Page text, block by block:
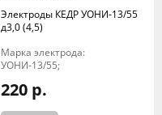
Электроды КЕДР УОНИ-13/55
д3,0 (4,5)
Марка электрода:
УОНИ-13/55;
220 р.